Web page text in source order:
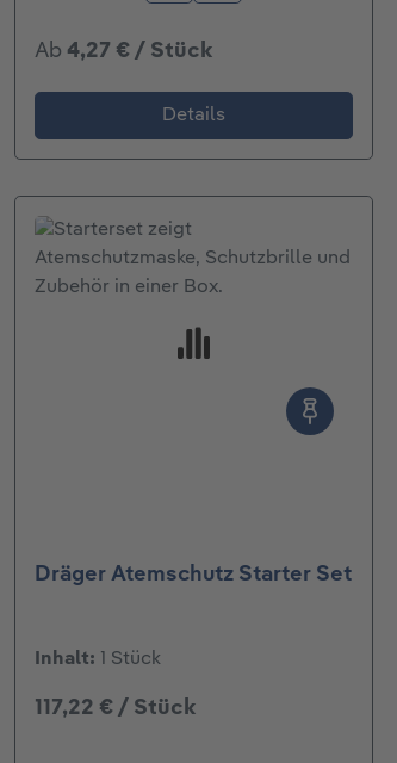
Ab 4,27 € / Stück
Details
Dräger Atemschutz Starter Set
Inhalt: 1 Stück
117,22 € / Stück